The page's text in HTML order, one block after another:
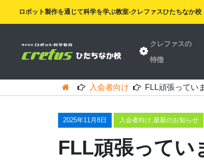
ロボット製作を通じて科学を学ぶ教室-クレファスひたちなか校
クレファスの
特徴
入会者向け FLL頑張ってい
2025年11月8日 入会者向け,最新のお知らせ
FLL頑張ってい